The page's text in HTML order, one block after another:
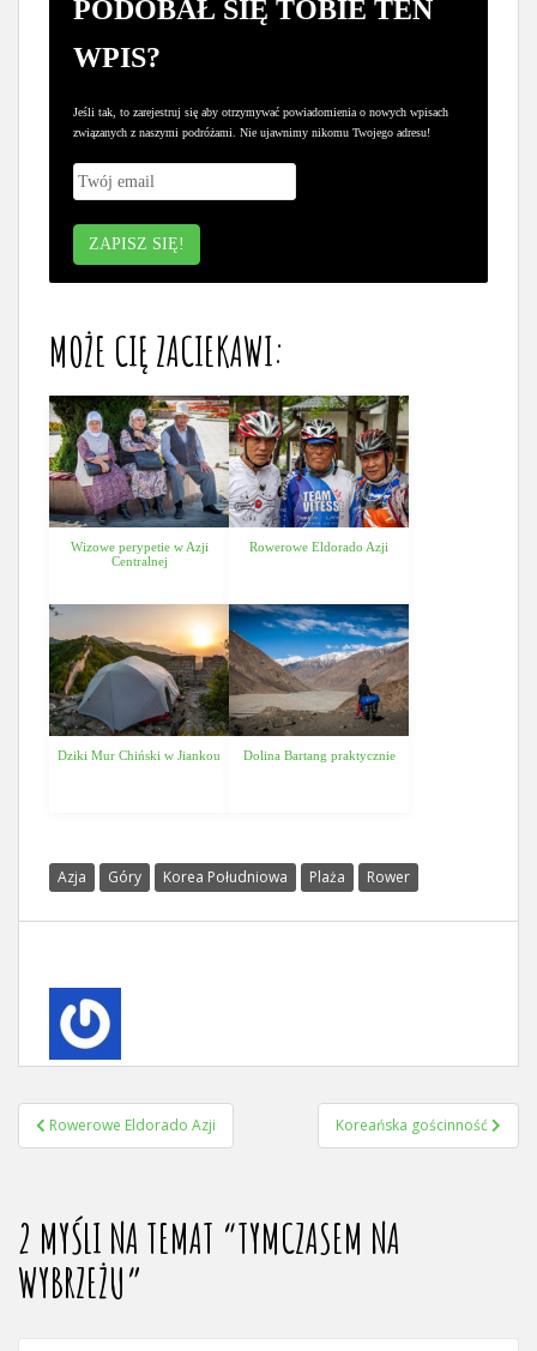
PODOBAŁ SIĘ TOBIE TEN
WPIS?
Jeśli tak, to zarejestruj się aby otrzymywać powiadomienia o nowych wpisach
związanych z naszymi podróżami. Nie ujawnimy nikomu Twojego adresu!
MOŻE CIĘ ZACIEKAWI:
Wizowe perypetie w Azji
Centralnej
Rowerowe Eldorado Azji
Dziki Mur Chiński w Jiankou Dolina Bartang praktycznie
Azja Góry Korea Południowa Plaża Rower
NAWIGACJA
Rowerowe Eldorado Azji Koreańska gościnność
2 MYŚLI NA TEMAT “TYMCZASEM NA
WYBRZEŻU”